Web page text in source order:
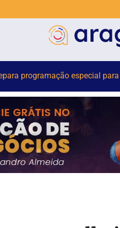
Estão abertas as inscrições